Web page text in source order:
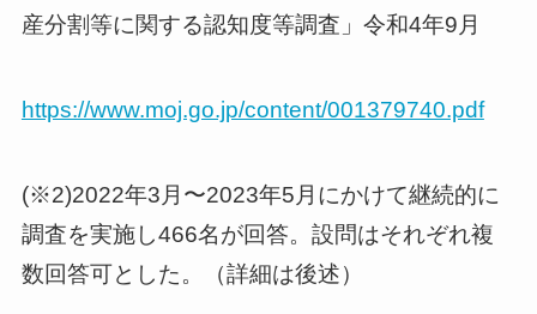
産分割等に関する認知度等調査」令和4年9月
https://www.moj.go.jp/content/001379740.pdf
(※2)2022年3月〜2023年5月にかけて継続的に
調査を実施し466名が回答。設問はそれぞれ複
数回答可とした。（詳細は後述）